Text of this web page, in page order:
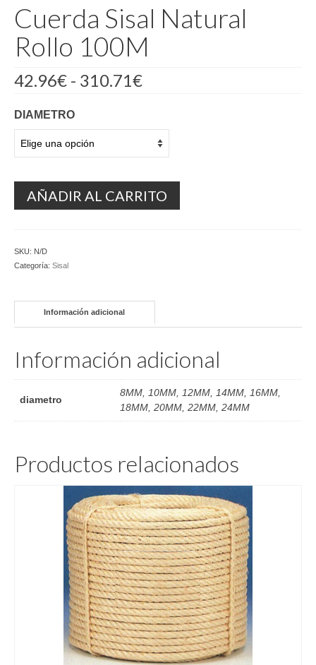
Cuerda Sisal Natural
Rollo 100M
42.96€ - 310.71€Rango
42.96€
hasta
310.71€
DIAMETRO
AÑADIR AL CARRITO
SKU: N/D
Categoría: Sisal
Información adicional
Información adicional
diametro
8MM, 10MM, 12MM, 14MM, 16MM,
18MM, 20MM, 22MM, 24MM
Productos relacionados